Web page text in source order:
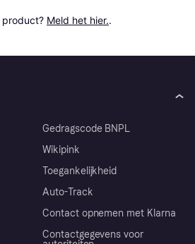
product? Meld het hier..
Gedragscode BNPL
Wikipink
Toegankelijkheid
Auto-Track
Contact opnemen met Klarna
Contactgegevens voor